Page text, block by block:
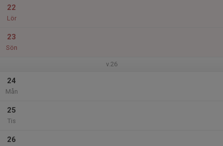
22
Lör
23
Sön
v.26
24
Mån
25
Tis
26